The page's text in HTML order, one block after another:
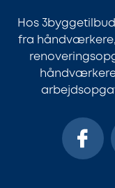
Hos
fra